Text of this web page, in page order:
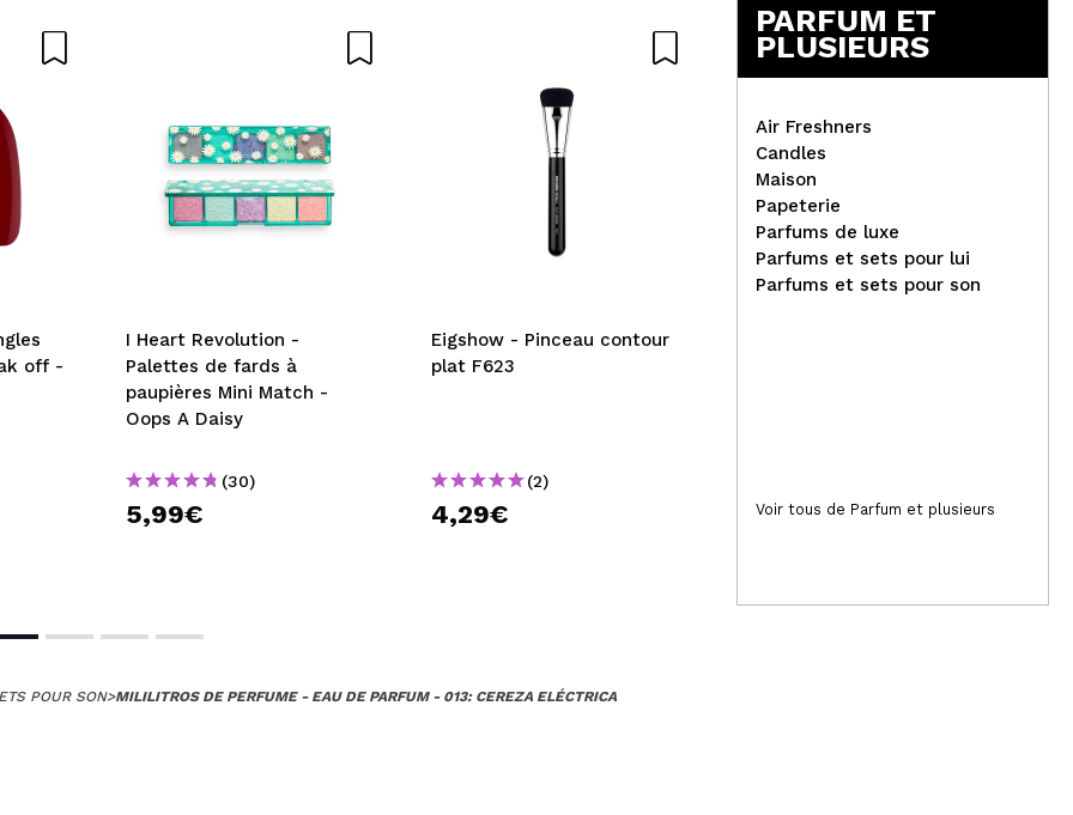
off -
I Heart Revolution -
Palettes de fards à
paupières Mini Match -
Oops A Daisy
(30)
5,99€
Eigshow - Pinceau contour
plat F623
(2)
4,29€
Hean - Mascara Top - Pinky
hot
3,99€
PARFUM ET
PLUSIEURS
Air Freshners
Candles
Maison
Papeterie
Parfums de luxe
Parfums et sets pour lui
Parfums et sets pour son
Voir tous de Parfum et plusieurs
POUR SON>MILILITROS DE PERFUME - EAU DE PARFUM - 013: CEREZA ELÉCTRICA